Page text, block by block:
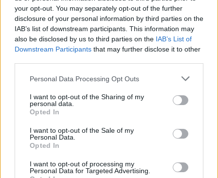
your opt-out. You may separately opt-out of the further
disclosure of your personal information by third parties on the
IAB’s list of downstream participants. This information may
also be disclosed by us to third parties on the IAB’s List of
Downstream Participants that may further disclose it to other
Please note that this website/app uses one or more Google
not limited to your visit or usage behaviour. You may click to
grant or deny consent to Google and its third-party tags to
use your data for below specified purposes in below Google
consent section.
Personal Data Processing Opt Outs
I want to opt-out of the Sharing of my
personal data.
Opted In
I want to opt-out of the Sale of my
Personal Data.
Opted In
I want to opt-out of processing my
Personal Data for Targeted Advertising.
A következő hét napban sem unatkozhatnak azok,
akik aBudapest Park